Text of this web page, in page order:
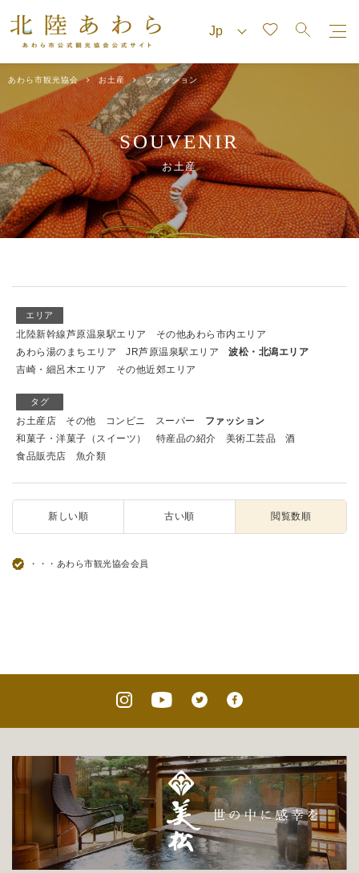
あわら市観光協会 お土産 ファッション
SOUVENIR
お土産
エリア
北陸新幹線芦原温泉駅エリア
その他あわら市内エリア
あわら湯のまちエリア
JR芦原温泉駅エリア
波松・北潟エリア
吉崎・細呂木エリア
その他近郊エリア
タグ
お土産店 その他 コンビニ スーパー
ファッション
和菓子・洋菓子（スイーツ）
特産品の紹介 美術工芸品
酒
食品販売店
魚介類
新しい順 古い順 閲覧数順
・・・あわら市観光協会会員